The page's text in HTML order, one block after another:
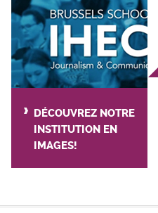
DÉCOUVREZ NOTRE
INSTITUTION EN
IMAGES!